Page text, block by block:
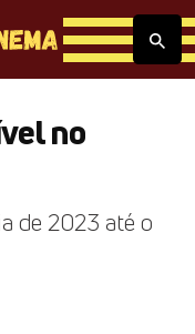
no
de 2023 até o